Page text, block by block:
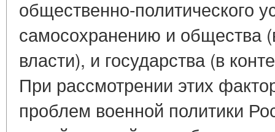
общественно-политического
самосохранению и общества
власти), и государства (в
При рассмотрении этих
проблем военной политики